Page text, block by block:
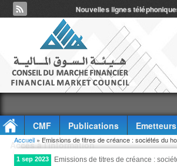
Nouvelles lignes
CMF Publications Emetteurs
Accès à l'information
Vous êtes ici
Accueil » Emissions de titres de créance : sociétés du
1 sep 2023 Emissions de titres de créance :